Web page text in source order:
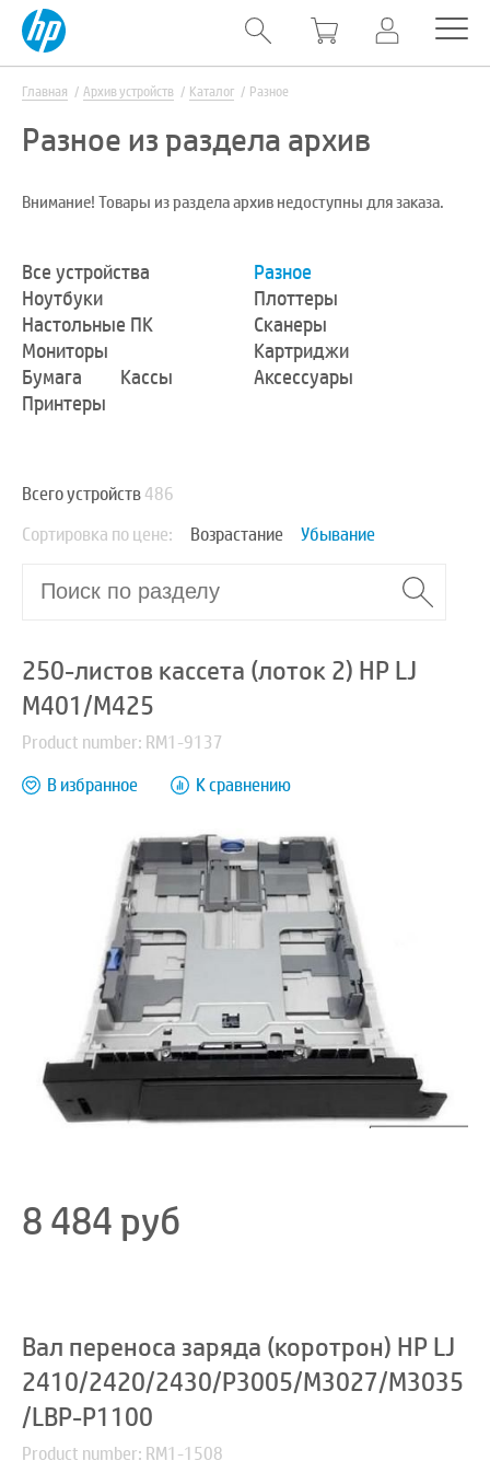
Главная Архив устройств Каталог Разное
Разное из раздела архив
Внимание! Товары из раздела архив недоступны для заказа.
Все устройства
Ноутбуки
Настольные ПК
Мониторы
Бумага
Кассы
Принтеры
Разное
Плоттеры
Сканеры
Картриджи
Аксессуары
Всего устройств486
Сортировка по цене:
Возрастание Убывание
250-листов кассета (лоток 2) HP LJ
M401/M425
Product number: RM1-9137
В избранное
К сравнению
8 484руб
Вал переноса заряда (коротрон) HP LJ
2410/2420/2430/P3005/M3027/M3035
/LBP-P1100
Product number: RM1-1508